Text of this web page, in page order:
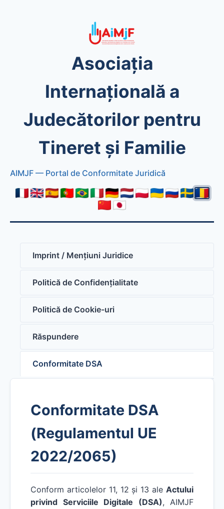
Asociația
Internațională a
Judecătorilor pentru
Tineret și Familie
AIMJF — Portal de Conformitate Juridică
Imprint / Mențiuni Juridice
Politică de Confidențialitate
Politică de Cookie-uri
Răspundere
Conformitate DSA
Conformitate DSA
(Regulamentul UE
2022/2065)
Conform articolelor 11, 12 și 13 ale Actului
privind Serviciile Digitale (DSA), AIMJF